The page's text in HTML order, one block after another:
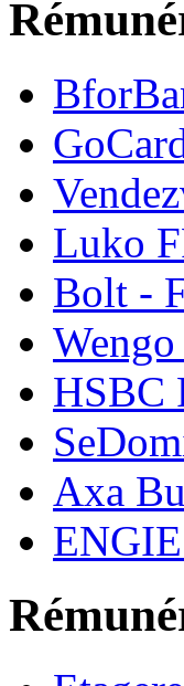
Luko
Bolt -
HSBC
Axa
ENGIE